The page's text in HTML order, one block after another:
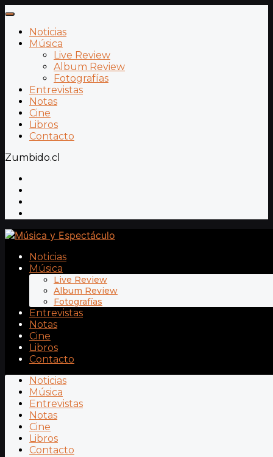
Noticias
Música
Live Review
Album Review
Fotografías
Entrevistas
Notas
Cine
Libros
Contacto
Zumbido.cl
Noticias
Música
Live Review
Album Review
Fotografías
Entrevistas
Notas
Cine
Libros
Contacto
Noticias
Música
Entrevistas
Notas
Cine
Libros
Contacto